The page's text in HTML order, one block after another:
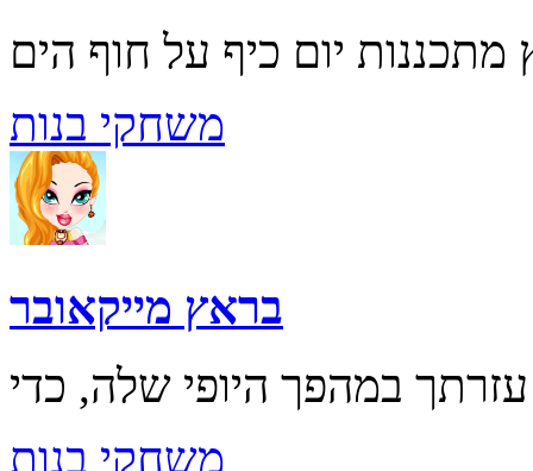
משחקי בנות
בראץ מייקאובר
משחקי בנות